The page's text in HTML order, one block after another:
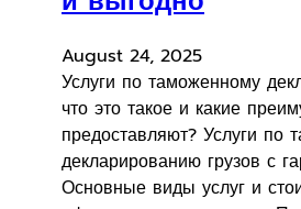
August 24, 2025
Услуги по таможенному
что это такое и какие
предоставляют? Услуги по
декларированию грузов с
Основные виды услуг и